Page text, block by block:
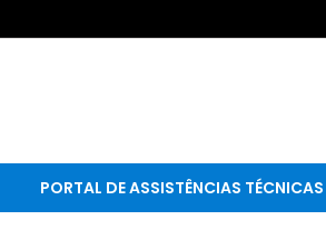
PORTAL DE ASSISTÊNCIAS TÉCNICAS